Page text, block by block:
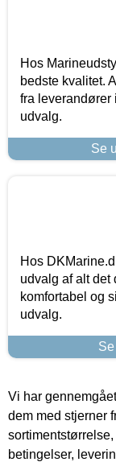
Hos
bedste kvalitet.
fra leverandører
udvalg.
Se
Hos
udvalg af alt det
komfortabel og
udvalg.
Vi har
dem med stjerner
betingelser,